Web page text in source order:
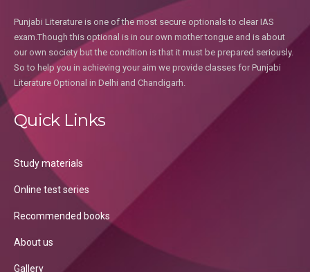
Punjabi Literature is one of the most secure optionals to clear IAS
exam.Though this optional is in our own mother tongue and is about
our own society but the condition is that it must be prepared seriously.
So to help you in achieving your aim we provide classes for Punjabi
Literature Optional in Delhi and Chandigarh.
Quick Links
Study materials
Online test series
Recommended books
About us
Gallery